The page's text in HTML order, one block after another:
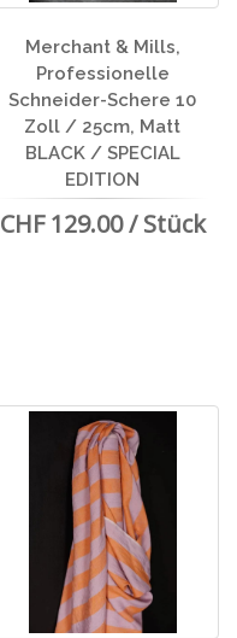
Merchant & Mills,
Professionelle
Schneider-Schere 10
Zoll / 25cm, Matt
BLACK / SPECIAL
EDITION
CHF 129.00 / Stück